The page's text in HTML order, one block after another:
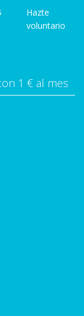
Hazte
voluntario
1 € al mes